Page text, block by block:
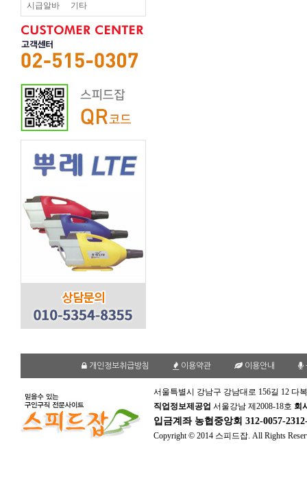
시급알바 기타
개인정보취급방침 이용약관 이용안내
서울특별시 강남구 강남대로 156길 12 다
직업정보제공업 서울강남 제2008-18호 회
입금계좌 농협중앙회 312-0057-
Copyright © 2014 스피드잡. All Rights